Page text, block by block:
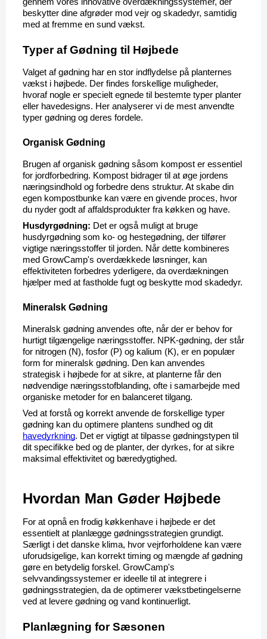
beskytter dine afgrøder mod vejr og skadedyr, samtidig
med at fremme en sund vækst.
Typer af Gødning til Højbede
Valget af gødning har en stor indflydelse på planternes
vækst i højbede. Der findes forskellige muligheder,
hvoraf nogle er specielt egnede til bestemte typer planter
eller havedesigns. Her analyserer vi de mest anvendte
typer gødning og deres fordele.
Organisk Gødning
Brugen af organisk gødning såsom kompost er essentiel
for jordforbedring. Kompost bidrager til at øge jordens
næringsindhold og forbedre dens struktur. At skabe din
egen kompostbunke kan være en givende proces, hvor
du nyder godt af affaldsprodukter fra køkken og have.
Husdyrgødning: Det er også muligt at bruge
husdyrgødning som ko- og hestegødning, der tilfører
vigtige næringsstoffer til jorden. Når dette kombineres
med GrowCamp's overdækkede løsninger, kan
effektiviteten forbedres yderligere, da overdækningen
hjælper med at fastholde fugt og beskytte mod skadedyr.
Mineralsk Gødning
Mineralsk gødning anvendes ofte, når der er behov for
hurtigt tilgængelige næringsstoffer. NPK-gødning, der står
for nitrogen (N), fosfor (P) og kalium (K), er en populær
form for mineralsk gødning. Den kan anvendes
strategisk i højbede for at sikre, at planterne får den
nødvendige næringsstofblanding, ofte i samarbejde med
organiske metoder for en balanceret tilgang.
Ved at forstå og korrekt anvende de forskellige typer
havedyrkning. Det er vigtigt at tilpasse gødningstypen til
dit specifikke bed og de planter, der dyrkes, for at sikre
maksimal effektivitet og bæredygtighed.
Hvordan Man Gøder Højbede
For at opnå en frodig køkkenhave i højbede er det
essentielt at planlægge gødningsstrategien grundigt.
Særligt i det danske klima, hvor vejrforholdene kan være
uforudsigelige, kan korrekt timing og mængde af gødning
gøre en betydelig forskel. GrowCamp's
selvvandingssystemer er ideelle til at integrere i
gødningsstrategien, da de optimerer vækstbetingelserne
ved at levere gødning og vand kontinuerligt.
Planlægning for Sæsonen